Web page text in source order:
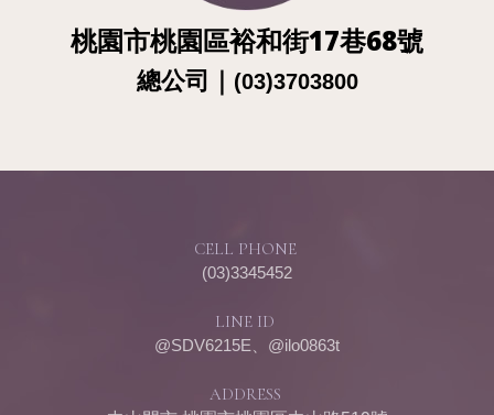
桃園市桃園區裕和街17巷68號
總公司 ｜ (03)3703800
CELL PHONE
(03)3345452
LINE ID
@SDV6215E、@ilo0863t
ADDRESS